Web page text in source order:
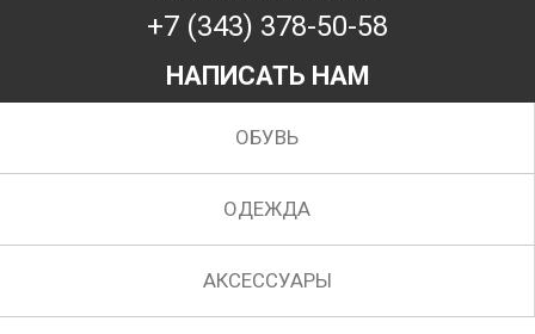
+7 (343) 378-50-58
НАПИСАТЬ НАМ
ОБУВЬ
ОДЕЖДА
АКСЕССУАРЫ